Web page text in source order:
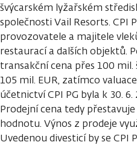
švýcarském lyžařském
společnosti Vail Resorts. CPI
provozovatele a majitele
restaurací a dalších objektů.
transakční cena přes 100
105 mil. EUR, zatímco
účetnictví CPI PG byla k 30. 6.
Prodejní cena tedy
hodnotu. Výnos z prodeje
Uvedenou divesticí by se CPI